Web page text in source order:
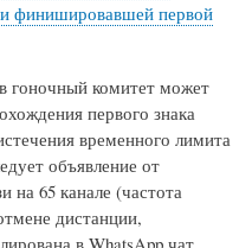
финишировавшей первой
гоночный комитет может
первого знака
временного лимита
объявление от
на 65 канале (частота
дистанции,
в WhatsApp чат